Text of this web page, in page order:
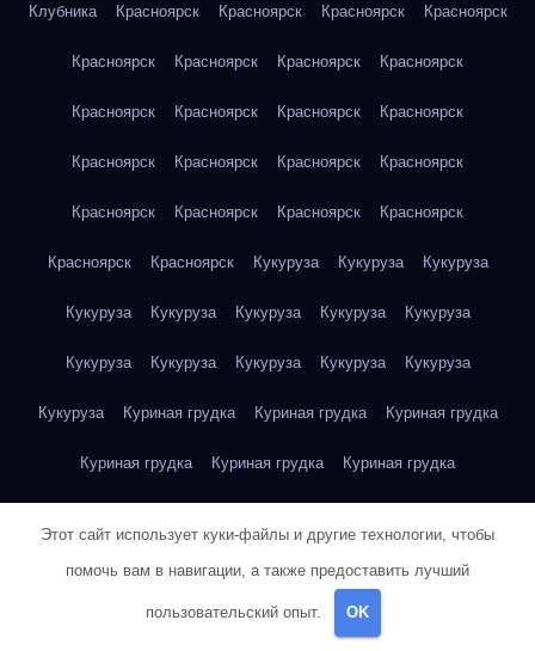
Клубника Красноярск Красноярск Красноярск Красноярск
Красноярск Красноярск Красноярск Красноярск
Красноярск Красноярск Красноярск Красноярск
Красноярск Красноярск Красноярск Красноярск
Красноярск Красноярск Красноярск Красноярск
Красноярск Красноярск Кукуруза Кукуруза Кукуруза
Кукуруза Кукуруза Кукуруза Кукуруза Кукуруза
Кукуруза Кукуруза Кукуруза Кукуруза Кукуруза
Кукуруза Куриная грудка Куриная грудка Куриная грудка
Куриная грудка Куриная грудка Куриная грудка
Куриная грудка Куриная грудка Куриная грудка
Куриная грудка Куриная грудка Куриная грудка
Этот сайт использует куки-файлы и другие технологии, чтобы
помочь вам в навигации, а также предоставить лучший
пользовательский опыт. OK